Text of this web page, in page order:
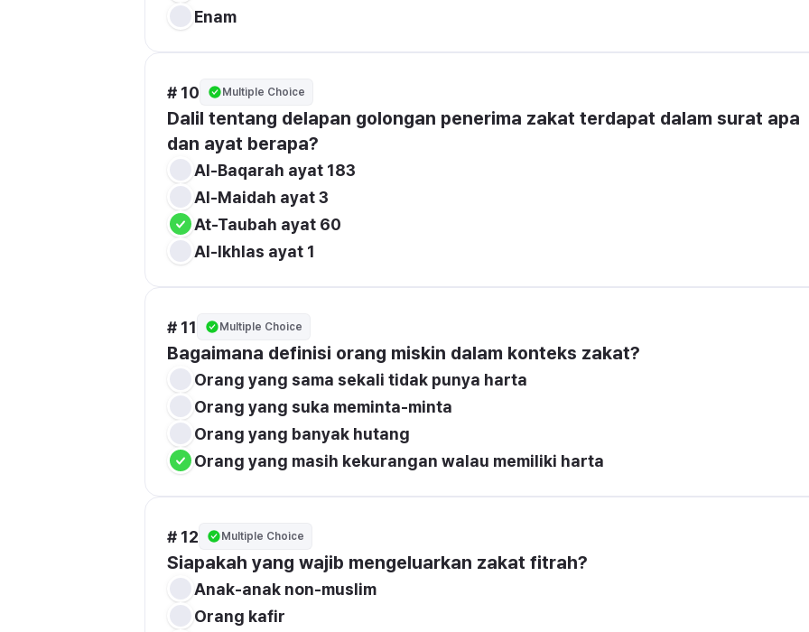
Enam
# 10 Multiple Choice
Dalil tentang delapan golongan penerima zakat terdapat dalam surat apa
dan ayat berapa?
Al-Baqarah ayat 183
Al-Maidah ayat 3
At-Taubah ayat 60
Al-Ikhlas ayat 1
# 11 Multiple Choice
Bagaimana definisi orang miskin dalam konteks zakat?
Orang yang sama sekali tidak punya harta
Orang yang suka meminta-minta
Orang yang banyak hutang
Orang yang masih kekurangan walau memiliki harta
# 12 Multiple Choice
Siapakah yang wajib mengeluarkan zakat fitrah?
Anak-anak non-muslim
Orang kafir